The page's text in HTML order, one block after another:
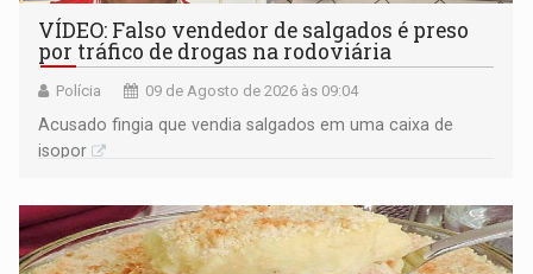
VÍDEO: Falso vendedor de salgados é preso
por tráfico de drogas na rodoviária
Polícia 09 de Agosto de 2026 às 09:04
Acusado fingia que vendia salgados em uma caixa de
isopor